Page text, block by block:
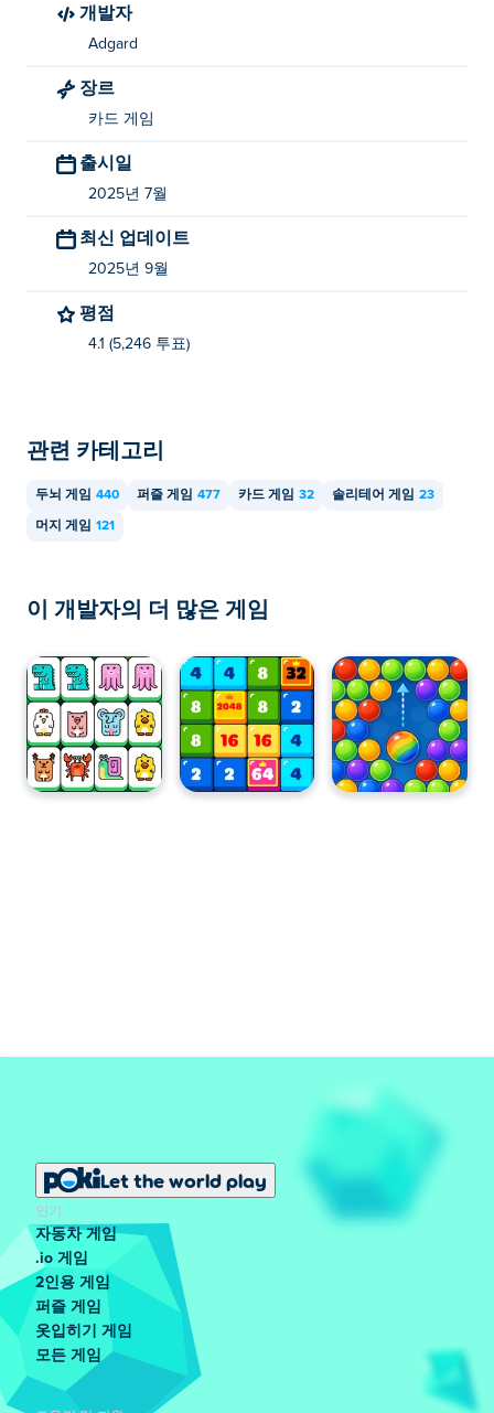
게임과 아케이드 게임도 플레이해 보세요. Poki (포키):
Merge and Double
Million
,Shenzhen Mahjong
Hundred Castles Solitaire
어떻게 하면 Merge Solitaire를 무료로 플레이할
수 있나요?
Poki에서 Merge Solitaire를 무료로 플레이할 수 있습니다.
플레이할 수 있나요?
개발자
Adgard
장르
카드 게임
출시일
2025년 7월
최신 업데이트
2025년 9월
평점
4.1 (5,246 투표)
관련 카테고리
두뇌 게임 440 퍼즐 게임 477 카드 게임 32 솔리테어 게임 23
머지 게임 121
이 개발자의 더 많은 게임
Let the world play
인기
자동차 게임
.io 게임
2인용 게임
퍼즐 게임
옷입히기 게임
모든 게임